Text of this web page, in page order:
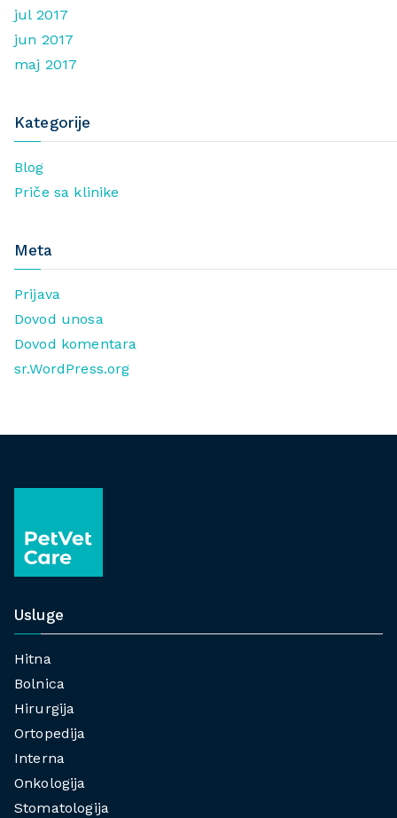
jul 2017
jun 2017
maj 2017
Kategorije
Blog
Priče sa klinike
Meta
Prijava
Dovod unosa
Dovod komentara
sr.WordPress.org
Usluge
Hitna
Bolnica
Hirurgija
Ortopedija
Interna
Onkologija
Stomatologija